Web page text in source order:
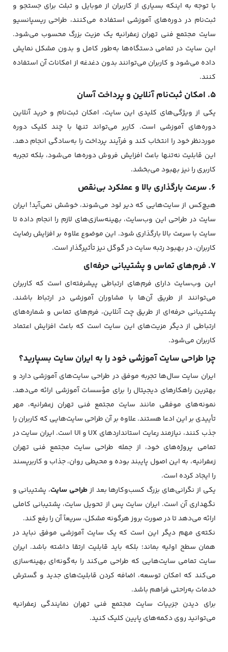
با توجه به اینکه بسیاری از کاربران از موبایل و تبلت برای جستجو و
ثبت‌نام در دوره‌های آموزشی استفاده می‌کنند، طراحی ریسپانسیو
سایت مجتمع فنی تهران زعفرانیه یک مزیت بزرگ محسوب می‌شود.
این سایت در تمامی دستگاه‌ها به‌طور کامل و بدون مشکل نمایش
داده می‌شود و کاربران می‌توانند بدون دغدغه از امکانات آن استفاده
کنند.
5. امکان ثبت‌نام آنلاین و پرداخت آسان
یکی از ویژگی‌های کلیدی این سایت، امکان ثبت‌نام و خرید آنلاین
دوره‌های آموزشی است. کاربر می‌تواند تنها با چند کلیک دوره
موردنظر خود را انتخاب کند و فرآیند پرداخت را به‌سادگی انجام دهد.
این قابلیت نه‌تنها باعث افزایش فروش دوره‌ها می‌شود، بلکه تجربه
کاربری را نیز بهبود می‌بخشد.
6. سرعت بارگذاری بالا و عملکرد بی‌نقص
هیچ‌کس از سایت‌هایی که دیر لود می‌شوند، خوشش نمی‌آید! ایران
سایت در طراحی این وب‌سایت، بهینه‌سازی‌های لازم را انجام داده تا
سایت با سرعت بالا بارگذاری شود. این موضوع علاوه بر افزایش رضایت
کاربران، در بهبود رتبه سایت در گوگل نیز تأثیرگذار است.
7. فرم‌های تماس و پشتیبانی حرفه‌ای
این وب‌سایت دارای فرم‌های ارتباطی پیشرفته‌ای است که کاربران
می‌توانند از طریق آن‌ها با مشاوران آموزشی در ارتباط باشند.
پشتیبانی حرفه‌ای از طریق چت آنلاین، فرم‌های تماس و شماره‌های
ارتباطی از دیگر مزیت‌های این سایت است که باعث افزایش اعتماد
کاربران می‌شود.
چرا طراحی سایت آموزشی خود را به ایران سایت بسپارید؟
ایران سایت سال‌ها تجربه موفق در طراحی سایت‌های آموزشی دارد و
بهترین راهکارهای دیجیتال را برای مؤسسات آموزشی ارائه می‌دهد.
نمونه‌های موفقی مانند سایت مجتمع فنی تهران زعفرانیه، مهر
تأییدی بر این ادعا هستند. علاوه بر آن طراحی سایت‌هایی که کاربران را
جذب کنند، نیازمند رعایت استانداردهای UX و UI است. ایران سایت در
تمامی پروژه‌های خود، از جمله طراحی سایت مجتمع فنی تهران
زعفرانیه، به این اصول پایبند بوده و محیطی روان، جذاب و کاربرپسند
را ایجاد کرده است.
یکی از نگرانی‌های بزرگ کسب‌وکارها بعد ازطراحی سایت، پشتیبانی و
نگهداری آن است. ایران سایت پس از تحویل سایت، پشتیبانی کاملی
ارائه می‌دهد تا در صورت بروز هرگونه مشکل، سریعاً آن را رفع کند.
نکته‌ی مهم دیگر این است که یک سایت آموزشی موفق نباید در
همان سطح اولیه بماند؛ بلکه باید قابلیت ارتقا داشته باشد. ایران
سایت تمامی سایت‌هایی که طراحی می‌کند را به‌گونه‌ای بهینه‌سازی
می‌کند که امکان توسعه، اضافه کردن قابلیت‌های جدید و گسترش
خدمات به‌راحتی فراهم باشد.
برای دیدن جزییات سایت مجتمع فنی تهران نمایندگی زعفرانیه
می‌توانید روی دکمه‌های پایین کلیک کنید.